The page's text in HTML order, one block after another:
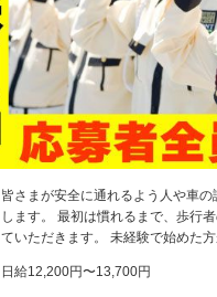
皆さまが安全に通れるよう人や車
します。 最初は慣れるまで、歩行
ていただきます。 未経験で始めた
日給12,200円〜13,700円